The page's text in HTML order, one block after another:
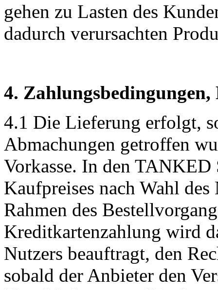
gehen zu Lasten des
dadurch verursachten
4.
4.1 Die Lieferung erfolgt,
Abmachungen getroffen
Vorkasse. In den
Kaufpreises nach Wahl
Rahmen des
Kreditkartenzahlung wird
Nutzers beauftragt, den
sobald der Anbieter den